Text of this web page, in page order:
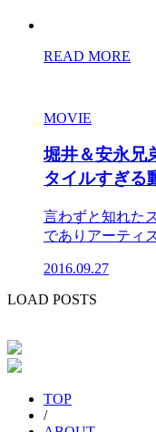
READ MORE
MOVIE
堀井＆安永兄
タイルすぎる
言わずと知れた
でありアーティ
2016.09.27
LOAD POSTS
TOP
/